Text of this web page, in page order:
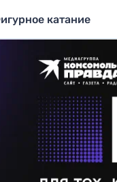
катание